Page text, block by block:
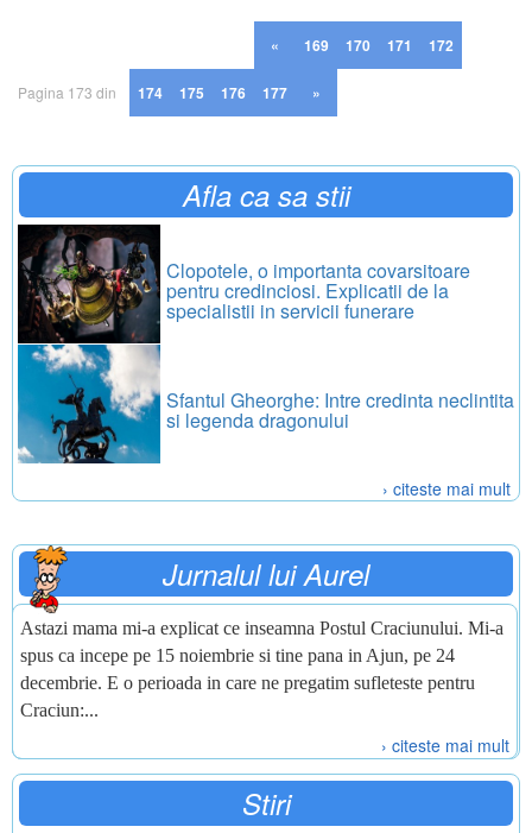
« 169 170 171 172
Pagina 173 din 174 175 176 177 »
Afla ca sa stii
Clopotele, o importanta covarsitoare
pentru credinciosi. Explicatii de la
specialistii in servicii funerare
Sfantul Gheorghe: Intre credinta neclintita
si legenda dragonului
› citeste mai mult
Jurnalul lui Aurel
Astazi mama mi-a explicat ce inseamna Postul Craciunului. Mi-a
spus ca incepe pe 15 noiembrie si tine pana in Ajun, pe 24
decembrie. E o perioada in care ne pregatim sufleteste pentru
Craciun:...
› citeste mai mult
Stiri